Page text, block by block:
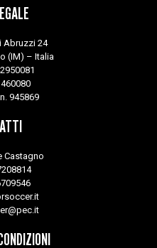
Abruzzi 24
(IM) – Italia
945869
Castagno